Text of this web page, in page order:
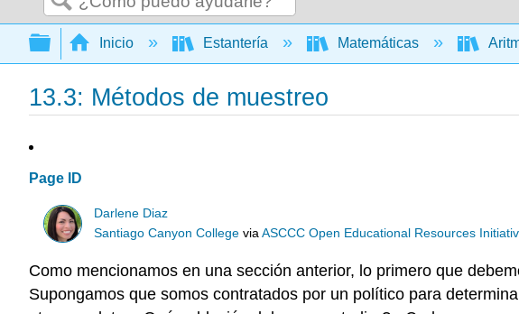
Buscar
Expandir/contraer jerarquía global
Inicio Estantería Matemáticas
13.3: Métodos de muestreo
Page ID
Darlene Diaz
Santiago Canyon College viaASCCC Open Educational Resources
Como mencionamos en una sección anterior, lo primero que
Supongamos que somos contratados por un político para